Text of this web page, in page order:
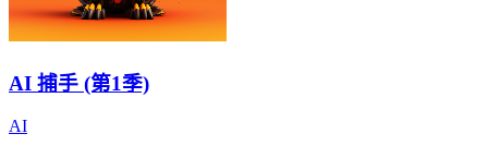
AI 捕手 (第1季)
AI